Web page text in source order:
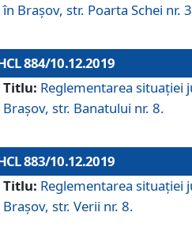
în Brașov, str. Poarta Schei nr.
884/10.12.2019
Titlu: Reglementarea situației
Brașov, str. Banatului nr. 8.
883/10.12.2019
Titlu: Reglementarea situației
Brașov, str. Verii nr. 8.